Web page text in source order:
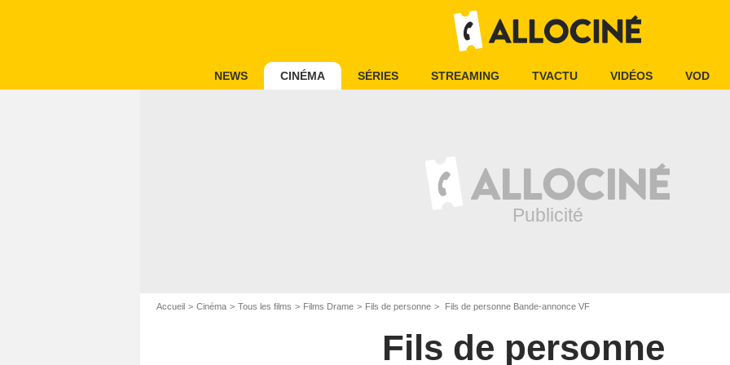
NEWS CINÉMA SÉRIES STREAMING TVACTU VIDÉOS VOD
Accueil Cinéma Tous les films Films Drame Fils de personne Fils de personne Bande-annonce VF
Fils de personne